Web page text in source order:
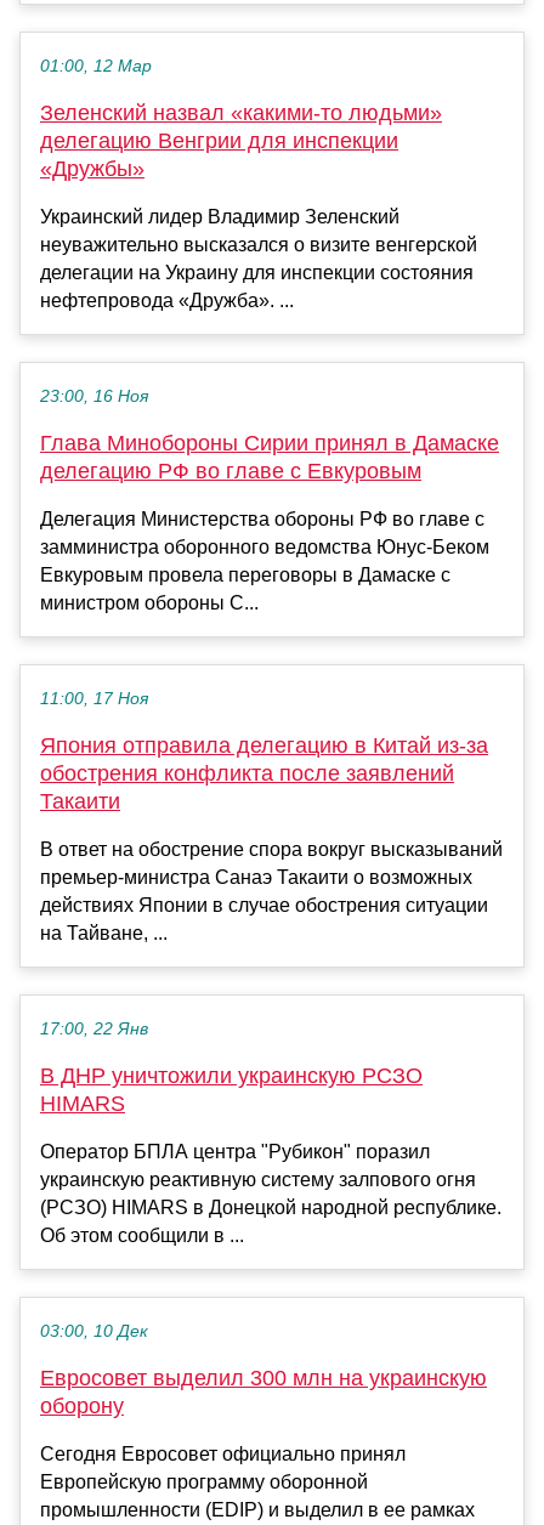
01:00, 12 Мар
Зеленский назвал «какими-то людьми»
делегацию Венгрии для инспекции
«Дружбы»
Украинский лидер Владимир Зеленский
неуважительно высказался о визите венгерской
делегации на Украину для инспекции состояния
нефтепровода «Дружба». ...
23:00, 16 Ноя
Глава Минобороны Сирии принял в Дамаске
делегацию РФ во главе с Евкуровым
Делегация Министерства обороны РФ во главе с
замминистра оборонного ведомства Юнус-Беком
Евкуровым провела переговоры в Дамаске с
министром обороны С...
11:00, 17 Ноя
Япония отправила делегацию в Китай из-за
обострения конфликта после заявлений
Такаити
В ответ на обострение спора вокруг высказываний
премьер-министра Санаэ Такаити о возможных
действиях Японии в случае обострения ситуации
на Тайване, ...
17:00, 22 Янв
В ДНР уничтожили украинскую РСЗО
HIMARS
Оператор БПЛА центра "Рубикон" поразил
украинскую реактивную систему залпового огня
(РСЗО) HIMARS в Донецкой народной республике.
Об этом сообщили в ...
03:00, 10 Дек
Евросовет выделил 300 млн на украинскую
оборону
Сегодня Евросовет официально принял
Европейскую программу оборонной
промышленности (EDIP) и выделил в ее рамках